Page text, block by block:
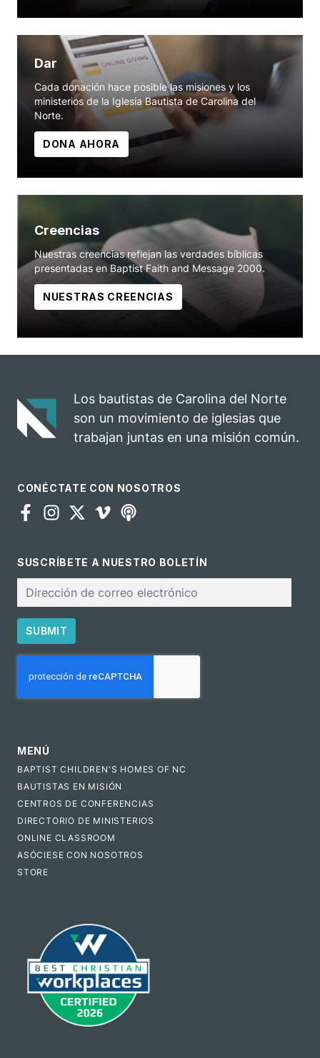
Dar
Cada donación hace posible las misiones y los
ministerios de la Iglesia Bautista de Carolina del
Norte.
DONA AHORA
Creencias
Nuestras creencias reflejan las verdades bíblicas
presentadas en Baptist Faith and Message 2000.
NUESTRAS CREENCIAS
Los bautistas de Carolina del Norte
son un movimiento de iglesias que
trabajan juntas en una misión común.
CONÉCTATE CON NOSOTROS
SUSCRÍBETE A NUESTRO BOLETÍN
electrónico
SUBMIT
MENÚ
BAPTIST CHILDREN'S HOMES OF NC
BAUTISTAS EN MISIÓN
CENTROS DE CONFERENCIAS
DIRECTORIO DE MINISTERIOS
ONLINE CLASSROOM
ASÓCIESE CON NOSOTROS
STORE